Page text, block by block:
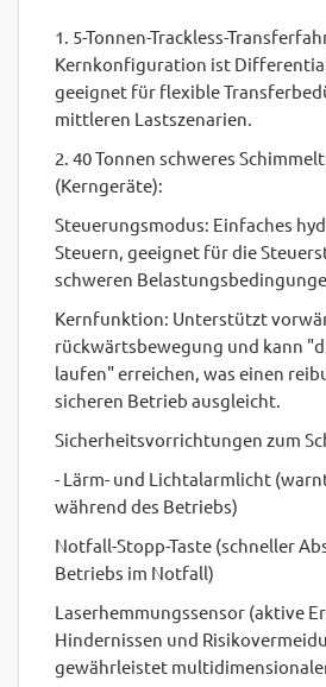
1. 5-Tonnen-Trackless-
Kernkonfiguration ist
geeignet für flexible
mittleren Lastszenarien.
2. 40 Tonnen schweres
(Kerngeräte):
Steuerungsmodus: Einfaches
Steuern, geeignet für die
schweren
Kernfunktion: Unterstützt
rückwärtsbewegung und kann
laufen" erreichen, was einen
sicheren Betrieb ausgleicht.
Sicherheitsvorrichtungen zum
- Lärm- und Lichtalarmlicht
während des Betriebs)
Notfall-Stopp-Taste (schneller
Betriebs im Notfall)
Laserhemmungssensor (aktive
Hindernissen und
gewährleistet